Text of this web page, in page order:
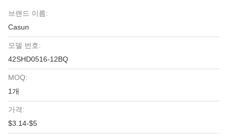
브랜드 이름:
Casun
모델 번호:
42SHD0516-12BQ
MOQ:
1개
가격:
$3.14-$5